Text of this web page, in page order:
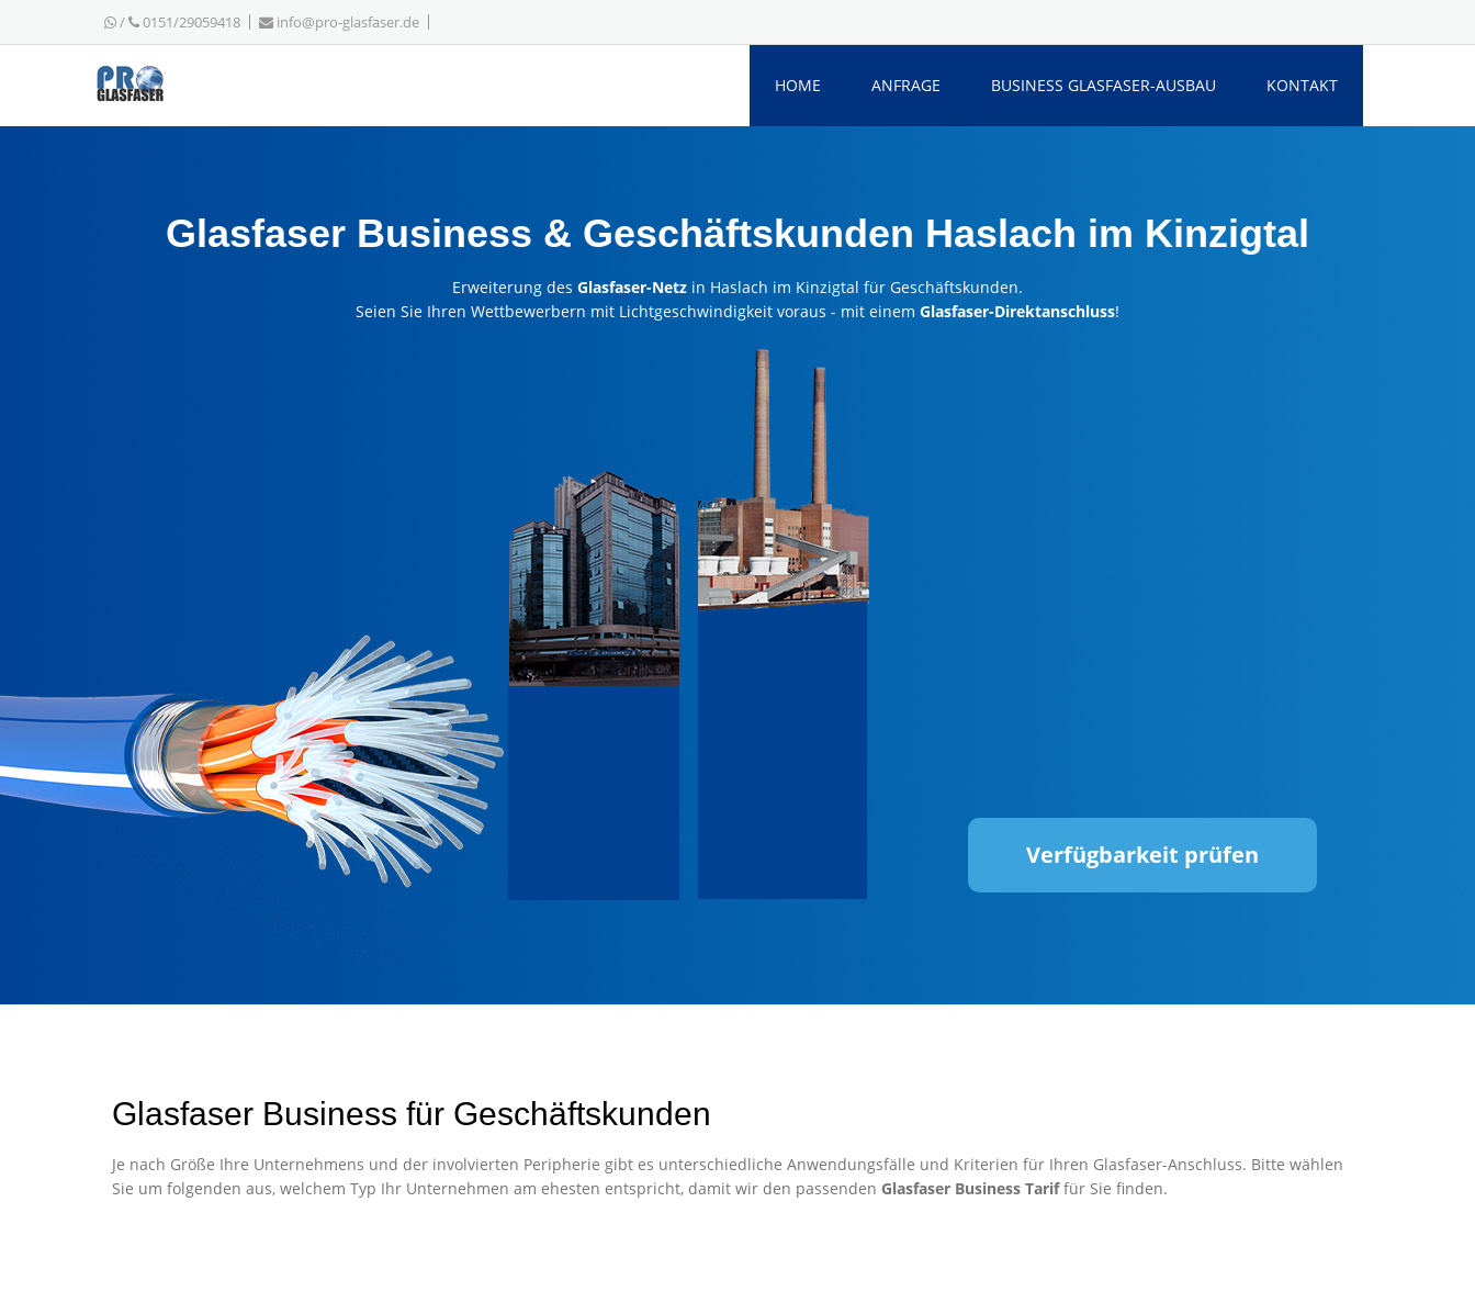
/ 0151/29059418 info@pro-glasfaser.de
HOME ANFRAGE BUSINESS GLASFASER-AUSBAU KONTAKT
Glasfaser Business & Geschäftskunden Haslach im Kinzigtal
Erweiterung des Glasfaser-Netz in Haslach im Kinzigtal für Geschäftskunden.
Seien Sie Ihren Wettbewerbern mit Lichtgeschwindigkeit voraus - mit einem Glasfaser-Direktanschluss!
Verfügbarkeit prüfen
Glasfaser Business für Geschäftskunden
Je nach Größe Ihre Unternehmens und der involvierten Peripherie gibt es unterschiedliche Anwendungsfälle und Kriterien für Ihren Glasfaser-Anschluss. Bitte wählen
Sie um folgenden aus, welchem Typ Ihr Unternehmen am ehesten entspricht, damit wir den passenden Glasfaser Business Tariffür Sie finden.